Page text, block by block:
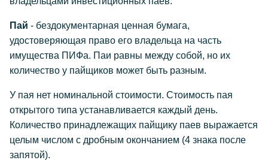
Пай - бездокументарная ценная бумага,
удостоверяющая право его владельца на часть
имущества ПИФа. Паи равны между собой, но их
количество у пайщиков может быть разным.
У пая нет номинальной стоимости. Стоимость пая
открытого типа устанавливается каждый день.
Количество принадлежащих пайщику паев выражается
целым числом с дробным окончанием (4 знака после
запятой).